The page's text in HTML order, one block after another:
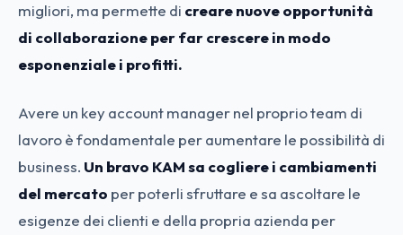
migliori, ma permette di creare nuove opportunità
di collaborazione per far crescere in modo
esponenziale i profitti.
Avere un key account manager nel proprio team di
lavoro è fondamentale per aumentare le possibilità di
business. Un bravo KAM sa cogliere i cambiamenti
del mercato per poterli sfruttare e sa ascoltare le
esigenze dei clienti e della propria azienda per